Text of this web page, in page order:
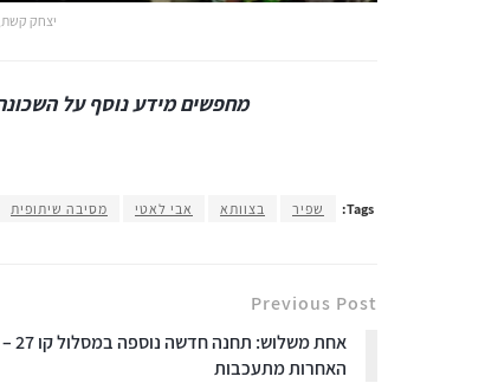
יצחק
מחפשים מידע נוסף על
Tags: שפיר בצוותא אבי לאטי מסיבה שיתופית
Previous Post
אחת
האחרות מתעכבות